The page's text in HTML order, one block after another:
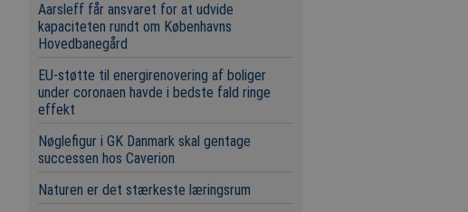
Aarsleff får ansvaret for at udvide
kapaciteten rundt om Københavns
Hovedbanegård
EU-støtte til energirenovering af boliger
under coronaen havde i bedste fald ringe
effekt
Nøglefigur i GK Danmark skal gentage
successen hos Caverion
Naturen er det stærkeste læringsrum